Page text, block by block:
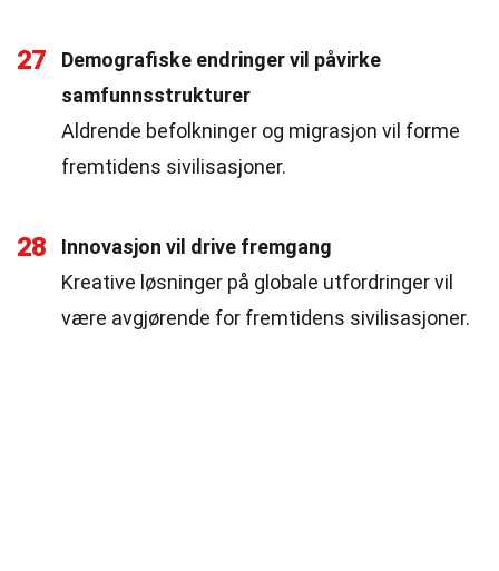
27
Demografiske endringer vil påvirke
samfunnsstrukturer
Aldrende befolkninger og migrasjon vil forme
fremtidens sivilisasjoner.
28
Innovasjon vil drive fremgang
Kreative løsninger på globale utfordringer vil
være avgjørende for fremtidens sivilisasjoner.